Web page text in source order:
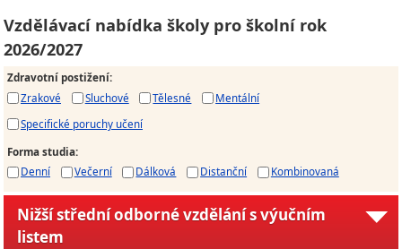
Vzdělávací nabídka školy pro školní rok
2026/2027
Zdravotní postižení:
Zrakové
Sluchové Tělesné
Mentální
Specifické poruchy učení
Forma studia:
Denní
Večerní Dálková Distanční Kombinovaná
Nižší střední odborné vzdělání s výučním
listem